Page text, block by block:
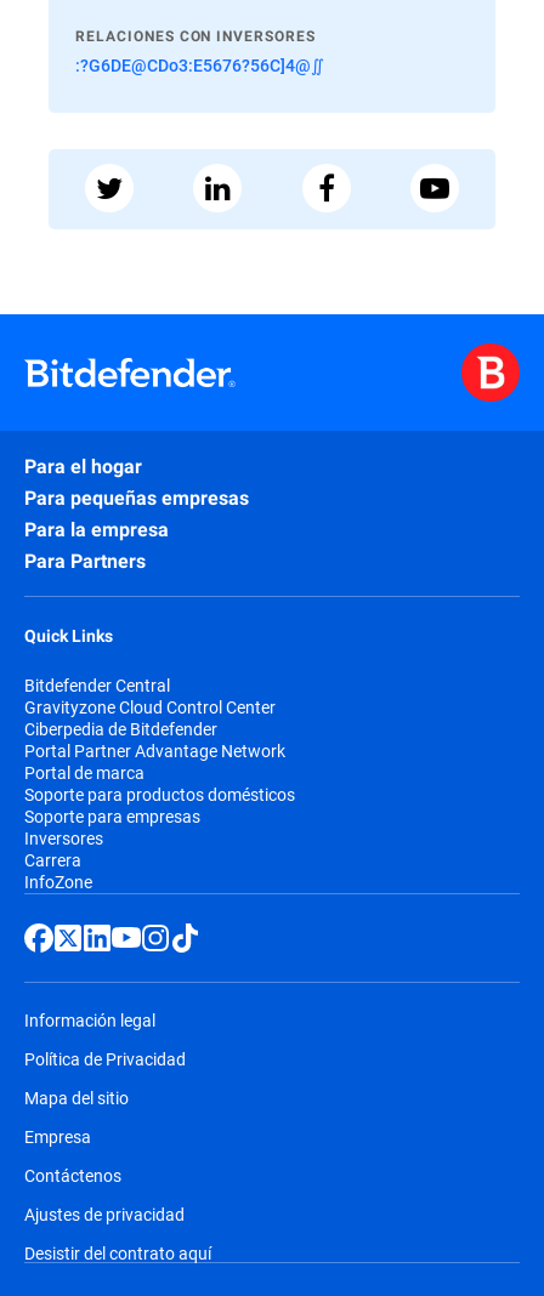
RELACIONES CON INVERSORES
:?G6DE@CDo3:E5676?56C]4@∬
Para el hogar
Para pequeñas empresas
Para la empresa
Para Partners
Quick Links
Bitdefender Central
Gravityzone Cloud Control Center
Ciberpedia de Bitdefender
Portal Partner Advantage Network
Portal de marca
Soporte para productos domésticos
Soporte para empresas
Inversores
Carrera
InfoZone
Información legal
Política de Privacidad
Mapa del sitio
Empresa
Contáctenos
Ajustes de privacidad
Desistir del contrato aquí